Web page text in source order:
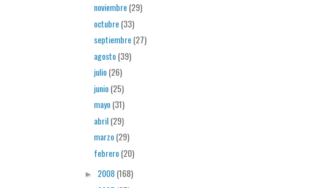
noviembre(29)
octubre(33)
septiembre(27)
agosto(39)
julio(26)
junio(25)
mayo(31)
abril(29)
marzo(29)
febrero(20)
► 2008(168)